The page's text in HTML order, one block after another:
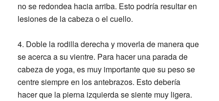
no se redondea hacia arriba. Esto podría resultar en
lesiones de la cabeza o el cuello.
4. Doble la rodilla derecha y moverla de manera que
se acerca a su vientre. Para hacer una parada de
cabeza de yoga, es muy importante que su peso se
centre siempre en los antebrazos. Esto debería
hacer que la pierna izquierda se siente muy ligera.